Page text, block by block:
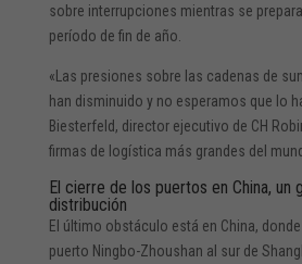
sobre interrupciones mientras se
período de fin de año.
«Las presiones sobre las cadenas de
han disminuido y no esperamos que lo
Biesterfeld, director ejecutivo de CH
firmas de logística más grandes del
El cierre de los puertos en China, un
distribución
El último obstáculo está en China,
puerto Ningbo-Zhoushan al sur de